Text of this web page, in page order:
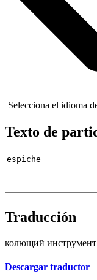
Selecciona el idioma
Texto de
Traducción
колющий инструмент
Descargar traductor